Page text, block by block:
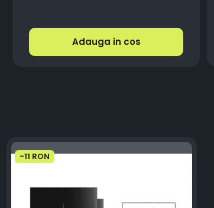
Adauga in cos
-11 RON